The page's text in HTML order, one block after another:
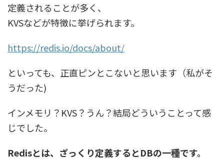
定義されることが多く、
KVSなどが特徴に挙げられます。
https://redis.io/docs/about/
といっても、正直ピンとこないと思います（私がそ
うだった)
インメモリ？KVS？うん？結局どういうことって感
じでした。
Redisとは、ざっくり定義するとDBの一種です。